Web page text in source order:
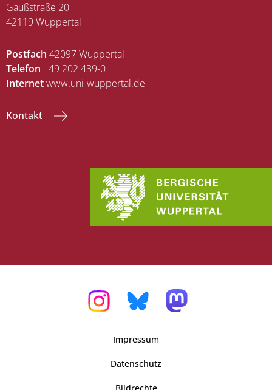
Gaußstraße 20
42119 Wuppertal
Postfach 42097 Wuppertal
Telefon +49 202 439-0
Internetwww.uni-wuppertal.de
Kontakt
Impressum
Datenschutz